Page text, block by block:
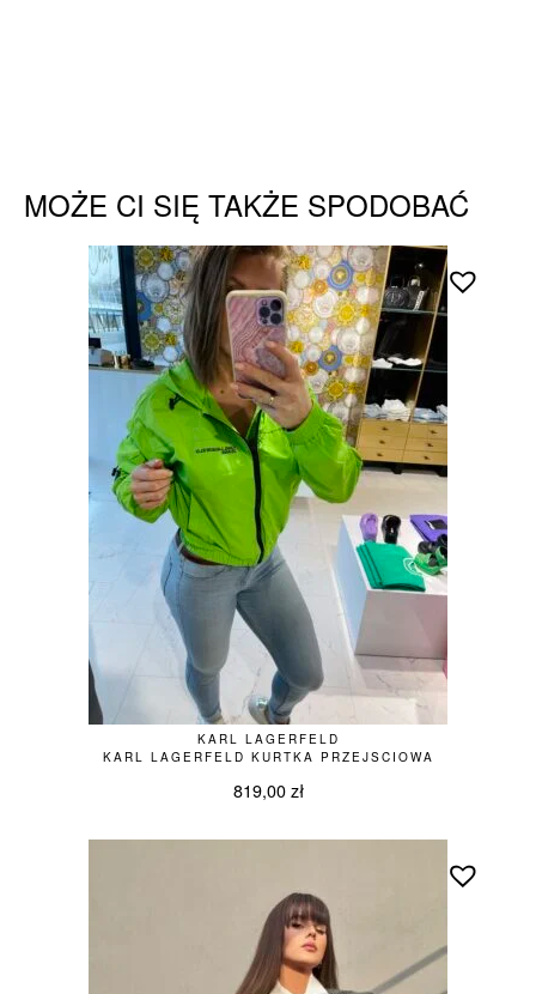
MOŻE CI SIĘ TAKŻE SPODOBAĆ
KARL LAGERFELD
KARL LAGERFELD KURTKA PRZEJSCIOWA
819,00 zł